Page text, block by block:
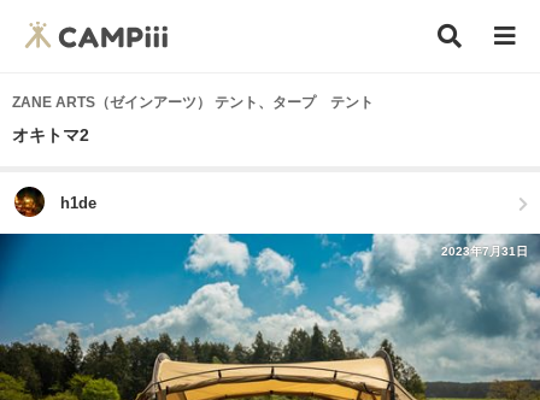
ZANE ARTS（ゼインアーツ） テント、タープ テント
オキトマ2
h1de
2023年7月31日